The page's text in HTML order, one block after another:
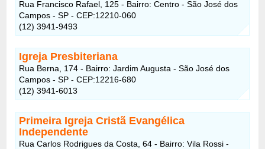
Rua Francisco Rafael, 125 - Bairro: Centro - São José dos
Campos - SP - CEP:12210-060
(12) 3941-9493
Igreja Presbiteriana
Rua Berna, 174 - Bairro: Jardim Augusta - São José dos
Campos - SP - CEP:12216-680
(12) 3941-6013
Primeira Igreja Cristã Evangélica
Independente
Rua Carlos Rodrigues da Costa, 64 - Bairro: Vila Rossi -